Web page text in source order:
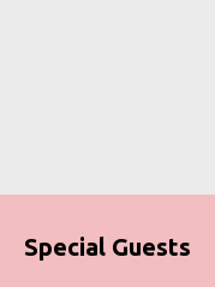
Special Guests